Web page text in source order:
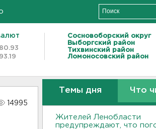
80.93
93.19
Сосновоборский округ
Выборгский район
Тихвинский район
Ломоносовский район
14995
Темы дня Что
Жителей Ленобласти
предупреждают, что